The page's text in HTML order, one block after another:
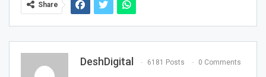
Share
DeshDigital 6181 Posts 0 Comments